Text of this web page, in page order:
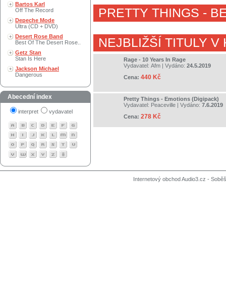
Bartos Karl
Off The Record
Depeche Mode
Ultra (CD + DVD)
Desert Rose Band
Best Of The Desert Rose..
Getz Stan
Stan Is Here
Jackson Michael
Dangerous
Abecední index
interpret vydavatel
PRETTY THINGS -
NEJBLIŽŠÍ TITULY V
Rage - 10 Years In Rage
Vydavatel: Afm | Vydáno: 24.5.2019
Cena: 440 Kč
Pretty Things - Emotions (Digipack)
Vydavatel: Peaceville | Vydáno: 7.6.2019
Cena: 278 Kč
Internetový obchod Audio3.cz -